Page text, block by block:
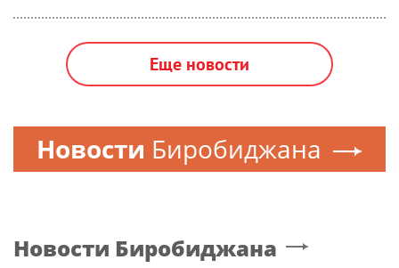
Еще новости
Новости Биробиджана
Новости Биробиджана